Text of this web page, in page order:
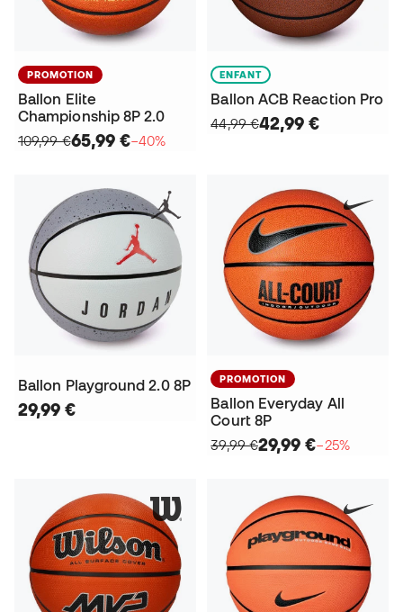
PROMOTION
Ballon Elite
Championship 8P 2.0
109,99 €65,99 €−40%
ENFANT
Ballon ACB Reaction Pro
44,99 €42,99 €
Ballon Playground 2.0 8P
29,99 €
PROMOTION
Ballon Everyday All
Court 8P
39,99 €29,99 €−25%